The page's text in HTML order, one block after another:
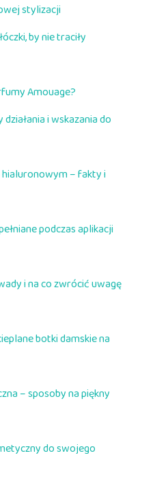
stylizacji
by nie traciły
Amouage?
i wskazania do
hialuronowym – fakty i
podczas aplikacji
i na co zwrócić uwagę
botki damskie na
– sposoby na piękny
do swojego